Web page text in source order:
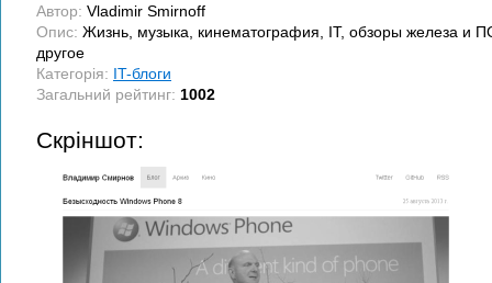
Автор: Vladimir Smirnoff
Опис: Жизнь, музыка, кинематография, IT, обзоры железа и
другое
Категорія: IT-блоги
Загальний рейтинг: 1002
Скріншот: